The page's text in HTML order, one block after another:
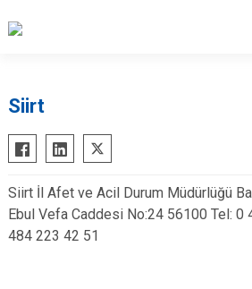
Siirt
Siirt İl Afet ve Acil Durum Müdürlüğü
Ebul Vefa Caddesi No:24 56100 Tel: 0
484 223 42 51